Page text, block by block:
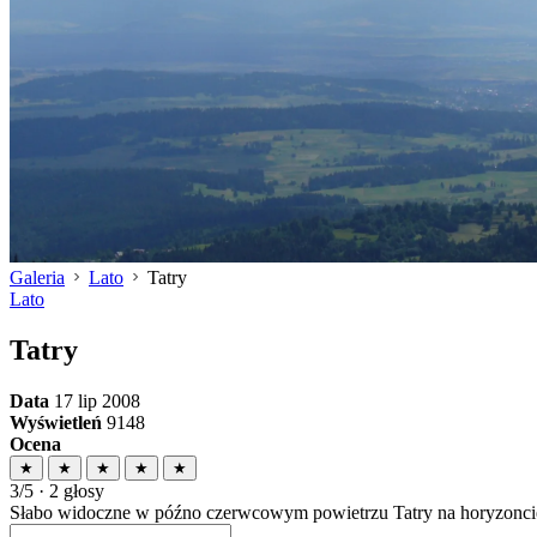
Galeria Lato
Tatry
Lato
Tatry
Data 17 lip 2008
Wyświetleń 9148
Ocena
★ ★ ★ ★ ★
3/5 · 2 głosy
Słabo widoczne w późno czerwcowym powietrzu Tatry na